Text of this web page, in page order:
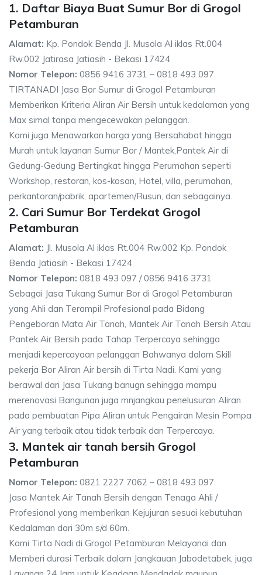
1. Daftar Biaya Buat Sumur Bor di Grogol
Petamburan
Alamat: Kp. Pondok Benda Jl. Musola Al iklas Rt.004
Rw.002 Jatirasa Jatiasih - Bekasi 17424
Nomor Telepon: 0856 9416 3731 – 0818 493 097
TIRTANADI Jasa Bor Sumur di Grogol Petamburan
Memberikan Kriteria Aliran Air Bersih untuk kedalaman yang
Max simal tanpa mengecewakan pelanggan.
Kami juga Menawarkan harga yang Bersahabat hingga
Murah untuk layanan Sumur Bor / Mantek,Pantek Air di
Gedung-Gedung Bertingkat hingga Perumahan seperti
Workshop, restoran, kos-kosan, Hotel, villa, perumahan,
perkantoran/pabrik, apartemen/Rusun, dan sebagainya.
2. Cari Sumur Bor Terdekat Grogol
Petamburan
Alamat: Jl. Musola Al iklas Rt.004 Rw.002 Kp. Pondok
Benda Jatiasih - Bekasi 17424
Nomor Telepon: 0818 493 097 / 0856 9416 3731
Sebagai Jasa Tukang Sumur Bor di Grogol Petamburan
yang Ahli dan Terampil Profesional pada Bidang
Pengeboran Mata Air Tanah, Mantek Air Tanah Bersih Atau
Pantek Air Bersih pada Tahap Terpercaya sehingga
menjadi kepercayaan pelanggan Bahwanya dalam Skill
pekerja Bor Aliran Air bersih di Tirta Nadi. Kami yang
berawal dari Jasa Tukang banugn sehingga mampu
merenovasi Bangunan juga mnjangkau penelusuran Aliran
pada pembuatan Pipa Aliran untuk Pengairan Mesin Pompa
Air yang terbaik atau tidak terbaik dan Terpercaya.
3. Mantek air tanah bersih Grogol
Petamburan
Nomor Telepon: 0821 2227 7062 – 0818 493 097
Jasa Mantek Air Tanah Bersih dengan Tenaga Ahli /
Profesional yang memberikan Kejujuran sesuai kebutuhan
Kedalaman dari 30m s/d 60m.
Kami Tirta Nadi di Grogol Petamburan Melayanai dan
Memberi durasi Terbaik dalam Jangkauan Jabodetabek, juga